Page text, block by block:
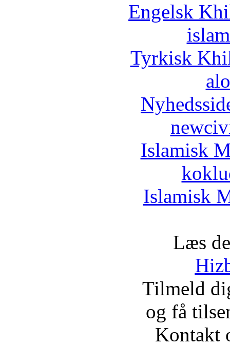
Engelsk
Tyrkisk
Islamisk
Islamisk
Læs
Tilmeld
og få
Kontakt